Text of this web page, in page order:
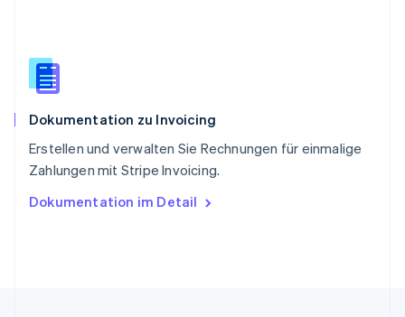
Dokumentation zu Invoicing
Erstellen und verwalten Sie Rechnungen für einmalige
Zahlungen mit Stripe Invoicing.
Dokumentation im Detail
English
Spanien
Thailand
Tschechische Republik
English
English